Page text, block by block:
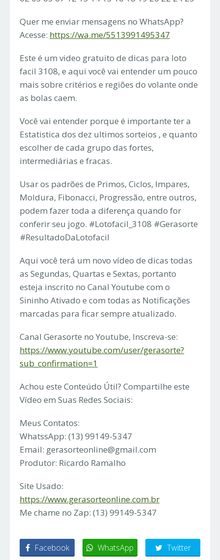
Quer me enviar mensagens no WhatsApp?
Acesse: https://wa.me/5513991495347
Este é um video gratuito de dicas para loto
facil 3108, e aqui você vai entender um pouco
mais sobre critérios e regiões do volante onde
as bolas caem.
Você vai entender porque é importante ter a
Estatistica dos dez ultimos sorteios , e quanto
escolher de cada grupo das fortes,
intermediárias e fracas.
Usar os padrões de Primos, Ciclos, Impares,
Moldura, Fibonacci, Progressão, entre outros,
podem fazer toda a diferença quando for
conferir seu jogo. #Lotofacil_3108 #Gerasorte
#ResultadoDaLotofacil
Aqui você terá um novo vídeo de dicas todas
as Segundas, Quartas e Sextas, portanto
esteja inscrito no Canal Youtube com o
Sininho Ativado e com todas as Notificações
marcadas para ficar sempre atualizado.
Canal Gerasorte no Youtube, Inscreva-se:
https://www.youtube.com/user/gerasorte?
sub_confirmation=1
Achou este Conteúdo Útil? Compartilhe este
Vídeo em Suas Redes Sociais:
Meus Contatos:
WhatssApp: (13) 99149-5347
Email: gerasorteonline@gmail.com
Produtor: Ricardo Ramalho
Site Usado:
https://www.gerasorteonline.com.br
Me chame no Zap: (13) 99149-5347
Facebook WhatsApp Twitter